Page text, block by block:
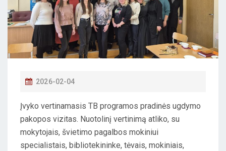
P
S
T
E
2026-02-04
Įvyko vertinamasis TB programos pradinės ugdymo
pakopos vizitas. Nuotolinį vertinimą atliko, su
mokytojais, švietimo pagalbos mokiniui
specialistais, bibliotekininke, tėvais, mokiniais,